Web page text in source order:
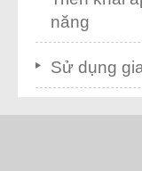
năng
Sử dụng